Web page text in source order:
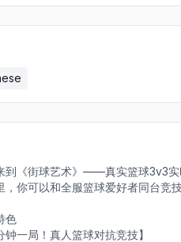
到《街球艺术》——真实篮球3v3实
，你可以和全服篮球爱好者同台竞
色
钟一局！真人篮球对抗竞技】